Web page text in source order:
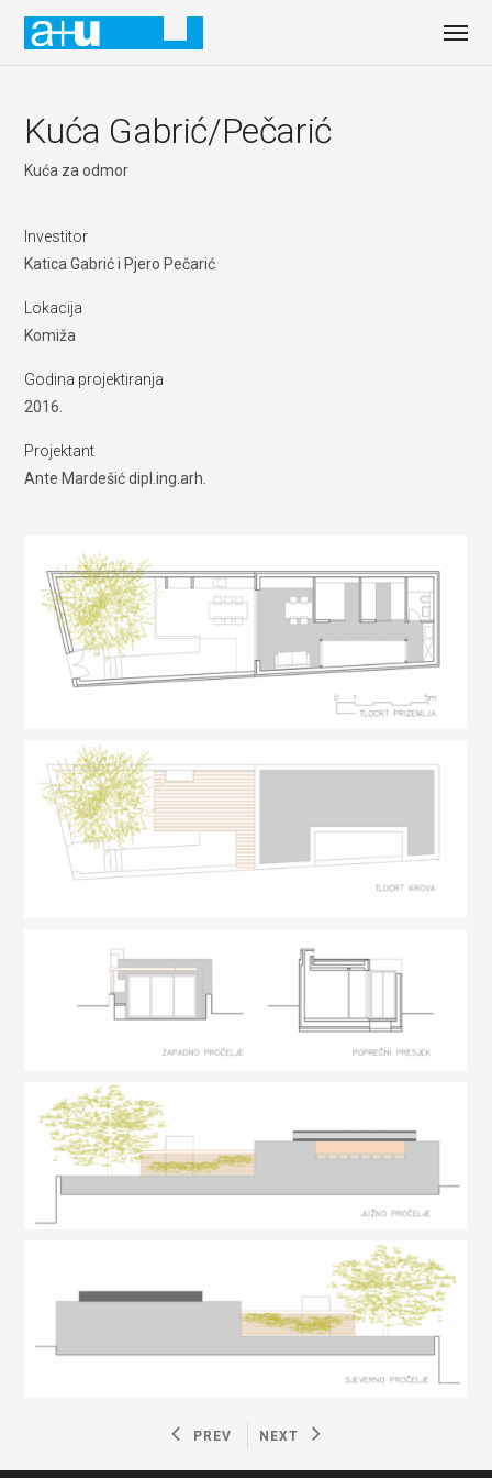
Kuća Gabrić/Pečarić
Kuća za odmor
Investitor
Katica Gabrić i Pjero Pečarić
Lokacija
Komiža
Godina projektiranja
2016.
Projektant
Ante Mardešić dipl.ing.arh.
PREV NEXT